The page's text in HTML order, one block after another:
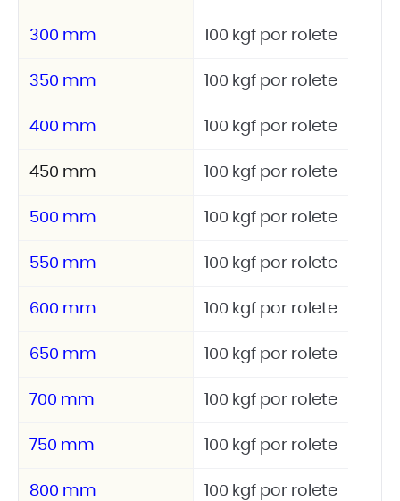
300 mm 100 kgf por rolete
350 mm 100 kgf por rolete
400 mm 100 kgf por rolete
450 mm 100 kgf por rolete
500 mm 100 kgf por rolete
550 mm 100 kgf por rolete
600 mm 100 kgf por rolete
650 mm 100 kgf por rolete
700 mm 100 kgf por rolete
750 mm 100 kgf por rolete
800 mm 100 kgf por rolete